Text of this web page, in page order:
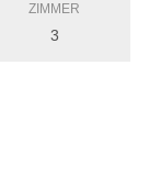
ZIMMER
3